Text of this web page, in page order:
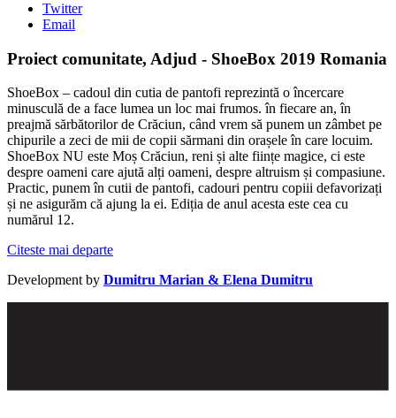
Twitter
Email
Proiect comunitate, Adjud - ShoeBox 2019 Romania
ShoeBox – cadoul din cutia de pantofi reprezintă o încercare
minusculă de a face lumea un loc mai frumos. în fiecare an, în
preajmă sărbătorilor de Crăciun, când vrem să punem un zâmbet pe
chipurile a zeci de mii de copii sărmani din orașele în care locuim.
ShoeBox NU este Moș Crăciun, reni și alte ființe magice, ci este
despre oameni care ajută alți oameni, despre altruism și compasiune.
Practic, punem în cutii de pantofi, cadouri pentru copiii defavorizați
și ne asigurăm că ajung la ei. Ediția de anul acesta este cea cu
numărul 12.
Citeste mai departe
Development by Dumitru Marian & Elena Dumitru